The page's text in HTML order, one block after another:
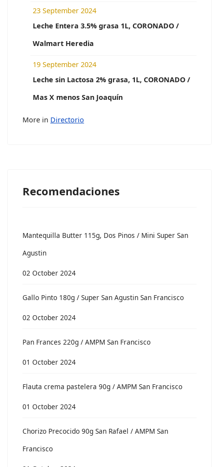
23 September 2024
Leche Entera 3.5% grasa 1L, CORONADO /
Walmart Heredia
19 September 2024
Leche sin Lactosa 2% grasa, 1L, CORONADO /
Mas X menos San Joaquín
More in Directorio
Recomendaciones
Mantequilla Butter 115g, Dos Pinos / Mini Super San
Agustin
02 October 2024
Gallo Pinto 180g / Super San Agustin San Francisco
02 October 2024
Pan Frances 220g / AMPM San Francisco
01 October 2024
Flauta crema pastelera 90g / AMPM San Francisco
01 October 2024
Chorizo Precocido 90g San Rafael / AMPM San
Francisco